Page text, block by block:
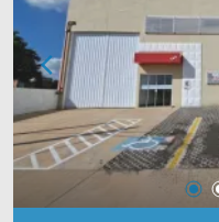
WhatsApp e Telefone:
IMÓVEIS -